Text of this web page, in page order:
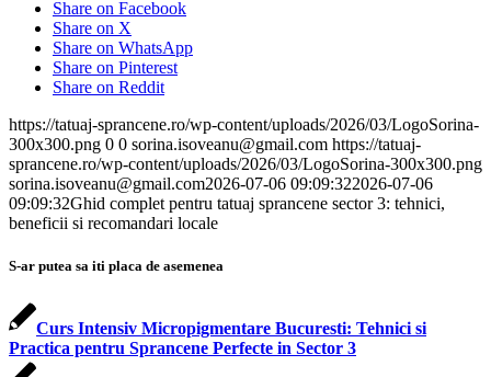
Share on Facebook
Share on X
Share on WhatsApp
Share on Pinterest
Share on Reddit
https://tatuaj-sprancene.ro/wp-content/uploads/2026/03/LogoSorina-
300x300.png 0 0 sorina.isoveanu@gmail.com https://tatuaj-
sprancene.ro/wp-content/uploads/2026/03/LogoSorina-300x300.png
sorina.isoveanu@gmail.com2026-07-06 09:09:322026-07-06
09:09:32Ghid complet pentru tatuaj sprancene sector 3: tehnici,
beneficii si recomandari locale
S-ar putea sa iti placa de asemenea
Curs Intensiv Micropigmentare Bucuresti: Tehnici si
Practica pentru Sprancene Perfecte in Sector 3